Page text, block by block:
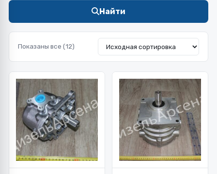
Найти
Показаны все (12)